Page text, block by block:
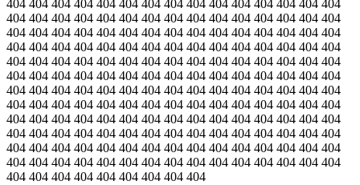
404 404 404 404 404 404 404 404 404 404 404 404 404 404 404
404 404 404 404 404 404 404 404 404 404 404 404 404 404 404
404 404 404 404 404 404 404 404 404 404 404 404 404 404 404
404 404 404 404 404 404 404 404 404 404 404 404 404 404 404
404 404 404 404 404 404 404 404 404 404 404 404 404 404 404
404 404 404 404 404 404 404 404 404 404 404 404 404 404 404
404 404 404 404 404 404 404 404 404 404 404 404 404 404 404
404 404 404 404 404 404 404 404 404 404 404 404 404 404 404
404 404 404 404 404 404 404 404 404 404 404 404 404 404 404
404 404 404 404 404 404 404 404 404 404 404 404 404 404 404
404 404 404 404 404 404 404 404 404 404 404 404 404 404 404
404 404 404 404 404 404 404 404 404 404 404 404 404 404 404
404 404 404 404 404 404 404 404 404